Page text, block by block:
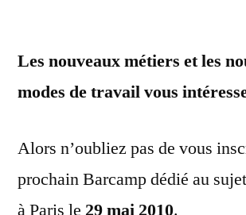
Les nouveaux métiers et les
modes de travail vous
Alors n’oubliez pas de vous
prochain Barcamp dédié au
à Paris le 29 mai 2010.